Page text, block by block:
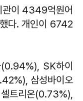
관이 4349억원어
다. 개인이 6742
SK하이
삼성바이오
트리온(0.73%),